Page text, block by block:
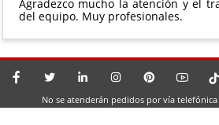
Agradezco mucho la atención y el
del equipo. Muy profesionales.
No se atenderán pedidos por vía